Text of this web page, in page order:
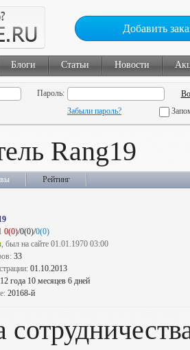
Добавить
Блоги Статьи Новости
Пароль:
Забыли пароль?
Rang19
Рейтинг
0(0)/0(0)/0(0)
, был на сайте 01.01.1970 03:00
33
01.10.2013
12 года 10 месяцев 6 дней
20168-й